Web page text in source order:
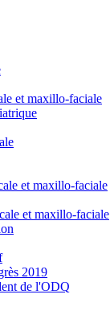
et maxillo-faciale
et maxillo-faciale
et maxillo-faciale
2019
de l'ODQ